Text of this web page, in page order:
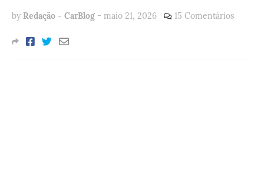
by Redação - CarBlog - maio 21, 2026 15 Comentários